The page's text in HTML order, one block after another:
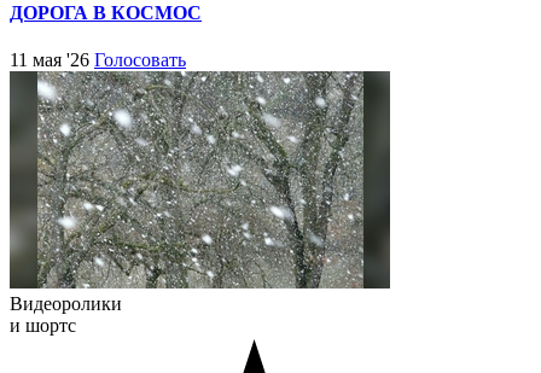
ДОРОГА В КОСМОС
11 мая '26 Голосовать
Видеоролики
и шортс